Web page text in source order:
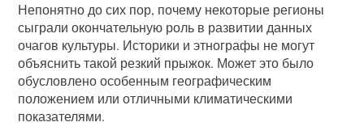
Непонятно до сих пор, почему некоторые регионы
сыграли окончательную роль в развитии данных
очагов культуры. Историки и этнографы не могут
объяснить такой резкий прыжок. Может это было
обусловлено особенным географическим
положением или отличными климатическими
показателями.